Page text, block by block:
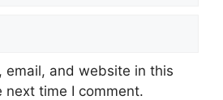
email, and website in this
next time I comment.